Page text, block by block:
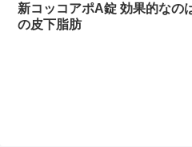
新コッコアポA錠 効果的なの
の皮下脂肪